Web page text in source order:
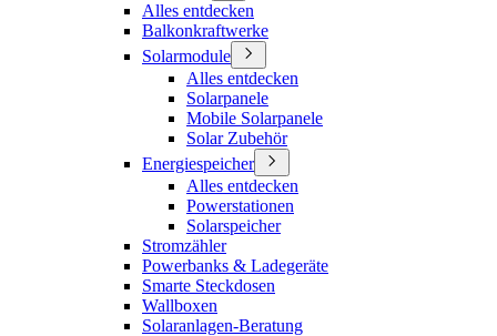
Alles entdecken
Balkonkraftwerke
Solarmodule
Alles entdecken
Solarpanele
Mobile Solarpanele
Solar Zubehör
Energiespeicher
Alles entdecken
Powerstationen
Solarspeicher
Stromzähler
Powerbanks & Ladegeräte
Smarte Steckdosen
Wallboxen
Solaranlagen-Beratung